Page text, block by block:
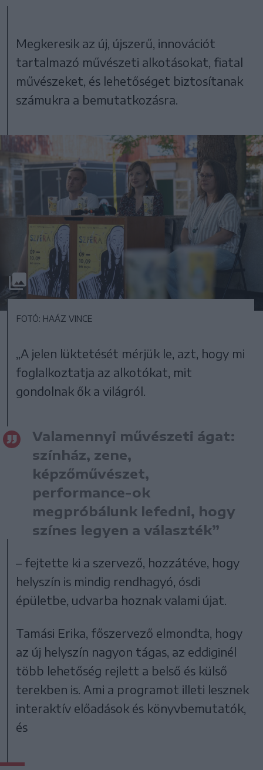
Megkeresik az új, újszerű, innovációt
tartalmazó művészeti alkotásokat, fiatal
művészeket, és lehetőséget biztosítanak
számukra a bemutatkozásra.
FOTÓ: HAÁZ VINCE
„A jelen lüktetését mérjük le, azt, hogy mi
foglalkoztatja az alkotókat, mit
gondolnak ők a világról.
Valamennyi művészeti ágat:
színház, zene,
képzőművészet,
performance-ok
megpróbálunk lefedni, hogy
színes legyen a választék”
– fejtette ki a szervező, hozzátéve, hogy
helyszín is mindig rendhagyó, ósdi
épületbe, udvarba hoznak valami újat.
Tamási Erika, főszervező elmondta, hogy
az új helyszín nagyon tágas, az eddiginél
több lehetőség rejlett a belső és külső
terekben is. Ami a programot illeti lesznek
interaktív előadások és könyvbemutatók,
és